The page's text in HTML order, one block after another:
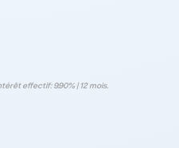
effectif: 9.90% | 12 mois.